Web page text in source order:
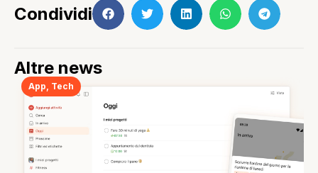
Condividi
Altre news
App, Tech